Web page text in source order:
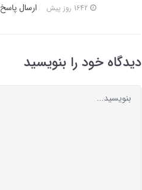
ارسال پاسخ
دیدگاه خود را بنویسید